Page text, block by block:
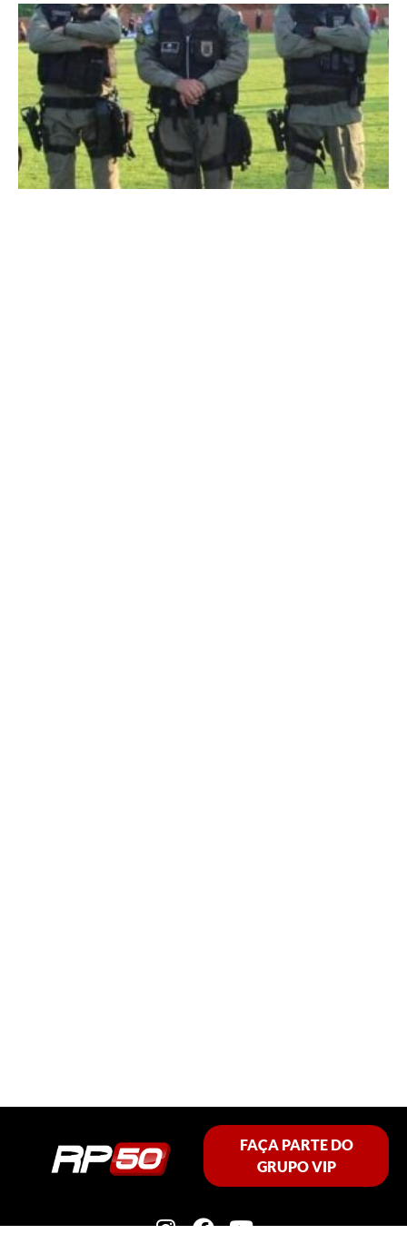
FAÇA PARTE DO
GRUPO VIP